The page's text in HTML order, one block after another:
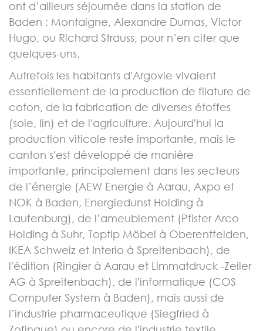
ont d’ailleurs séjournée dans la station de
Baden : Montaigne, Alexandre Dumas, Victor
Hugo, ou Richard Strauss, pour n’en citer que
quelques-uns.
Autrefois les habitants d'Argovie vivaient
essentiellement de la production de filature de
coton, de la fabrication de diverses étoffes
(soie, lin) et de l'agriculture. Aujourd'hui la
production viticole reste importante, mais le
canton s'est développé de manière
importante, principalement dans les secteurs
de l’énergie (AEW Energie à Aarau, Axpo et
NOK à Baden, Energiedunst Holding à
Laufenburg), de l’ameublement (Pfister Arco
Holding à Suhr, Toptip Möbel à Oberentfelden,
IKEA Schweiz et Interio à Spreitenbach), de
l'édition (Ringier à Aarau et Limmatdruck -Zeiler
AG à Spreitenbach), de l'informatique (COS
Computer System à Baden), mais aussi de
l’industrie pharmaceutique (Siegfried à